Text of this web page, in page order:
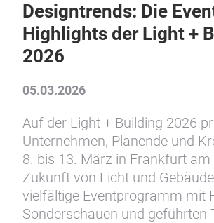
Designtrends: Die
Highlights der Light +
2026
05.03.2026
Auf der Light + Building 2026
Unternehmen, Planende und
8. bis 13. März in Frankfurt am
Zukunft von Licht und
vielfältige Eventprogramm mit
Sonderschauen und geführten